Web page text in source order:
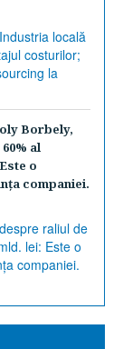
Borbely,
al
o
companiei.